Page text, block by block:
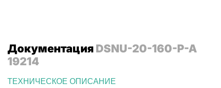
Документация DSNU-20-160-P-A
19214
ТЕХНИЧЕСКОЕ ОПИСАНИЕ